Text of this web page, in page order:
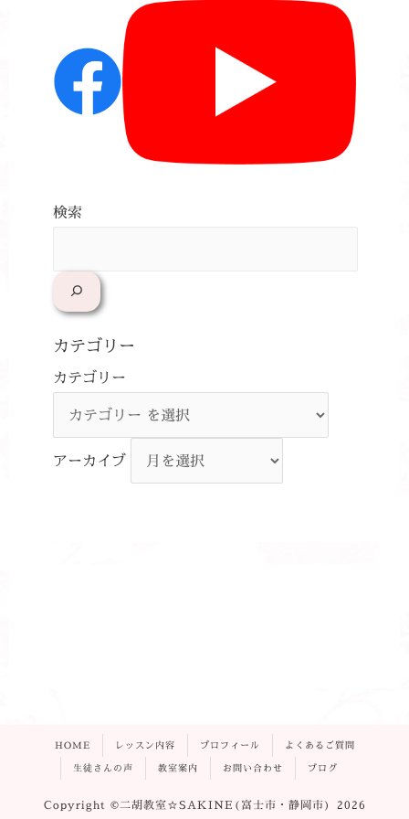
検索
カテゴリー
カテゴリー
アーカイブ
HOME レッスン内容 プロフィール
よくあるご質問
生徒さんの声
教室案内 お問い合わせ ブログ
Copyright ©二胡教室☆SAKINE(富士市・静岡市) 2026